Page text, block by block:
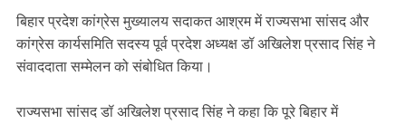
बिहार प्रदेश कांग्रेस मुख्यालय सदाकत आश्रम में राज्यसभा सांसद और
कांग्रेस कार्यसमिति सदस्य पूर्व प्रदेश अध्यक्ष डॉ अखिलेश प्रसाद सिंह ने
संवाददाता सम्मेलन को संबोधित किया।
राज्यसभा सांसद डॉ अखिलेश प्रसाद सिंह ने कहा कि पूरे बिहार में